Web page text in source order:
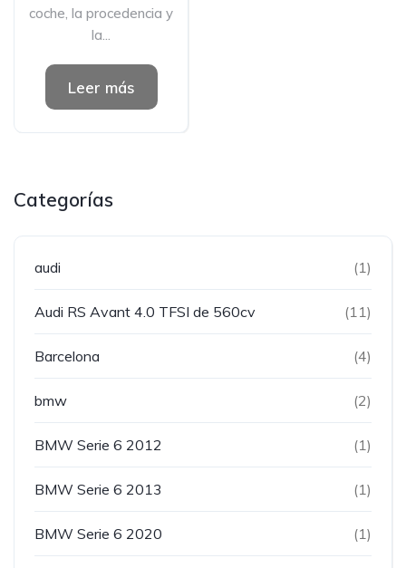
coche, la procedencia y
la...
Leer más
Categorías
audi (1)
Audi RS Avant 4.0 TFSI de 560cv (11)
Barcelona (4)
bmw (2)
BMW Serie 6 2012 (1)
BMW Serie 6 2013 (1)
BMW Serie 6 2020 (1)